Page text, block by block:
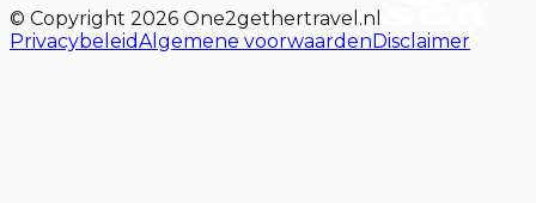
© Copyright 2026 One2gethertravel.nl
PrivacybeleidAlgemene voorwaardenDisclaimer